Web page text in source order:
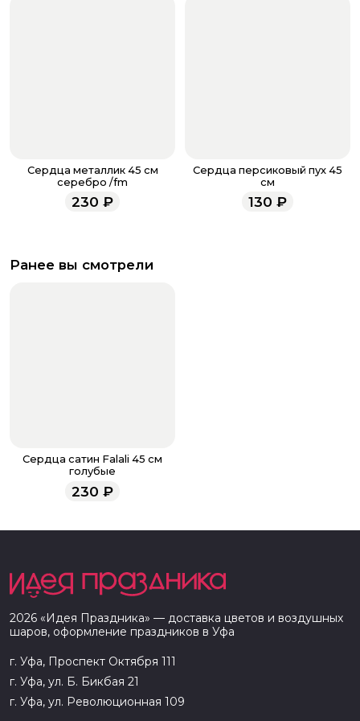
Сердца металлик 45 см
серебро /fm
230 ₽
Сердца персиковый пух 45
см
130 ₽
Ранее вы смотрели
Сердца сатин Falali 45 см
голубые
230 ₽
2026 «Идея Праздника» — доставка цветов и воздушных
шаров, оформление праздников в Уфа
г. Уфа, Проспект Октября 111
г. Уфа, ул. Б. Бикбая 21
г. Уфа, ул. Революционная 109